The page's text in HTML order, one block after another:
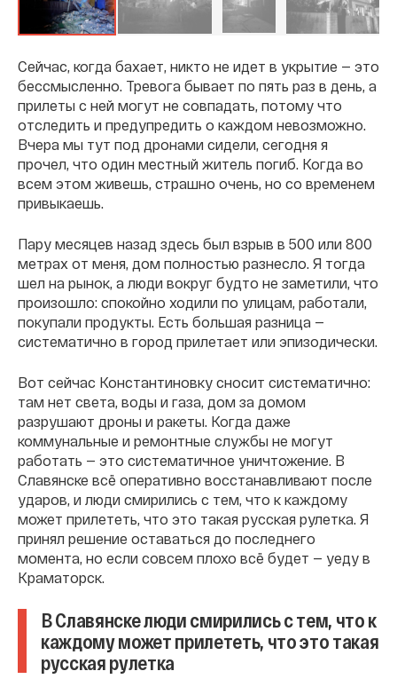
Сейчас, когда бахает, никто не идет в укрытие — это
бессмысленно. Тревога бывает по пять раз в день, а
прилеты с ней могут не совпадать, потому что
отследить и предупредить о каждом невозможно.
Вчера мы тут под дронами сидели, сегодня я
прочел, что один местный житель погиб. Когда во
всем этом живешь, страшно очень, но со временем
привыкаешь.
Пару месяцев назад здесь был взрыв в 500 или 800
метрах от меня, дом полностью разнесло. Я тогда
шел на рынок, а люди вокруг будто не заметили, что
произошло: спокойно ходили по улицам, работали,
покупали продукты. Есть большая разница —
систематично в город прилетает или эпизодически.
Вот сейчас Константиновку сносит систематично:
там нет света, воды и газа, дом за домом
разрушают дроны и ракеты. Когда даже
коммунальные и ремонтные службы не могут
работать — это систематичное уничтожение. В
Славянске всë оперативно восстанавливают после
ударов, и люди смирились с тем, что к каждому
может прилететь, что это такая русская рулетка. Я
принял решение оставаться до последнего
момента, но если совсем плохо всë будет — уеду в
Краматорск.
В Славянске люди смирились с тем, что к
каждому может прилететь, что это такая
русская рулетка